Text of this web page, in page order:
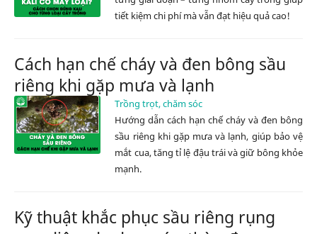
tiết kiệm chi phí mà vẫn đạt hiệu quả cao!
Cách hạn chế cháy và đen bông sầu
riêng khi gặp mưa và lạnh
Trồng trọt, chăm sóc
Hướng dẫn cách hạn chế cháy và đen bông
sầu riêng khi gặp mưa và lạnh, giúp bảo vệ
mắt cua, tăng tỉ lệ đậu trái và giữ bông khỏe
mạnh.
Kỹ thuật khắc phục sầu riêng rụng